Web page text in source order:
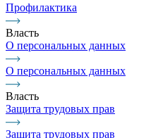
Профилактика
Власть
О персональных данных
О персональных данных
Власть
Защита трудовых прав
Защита трудовых прав